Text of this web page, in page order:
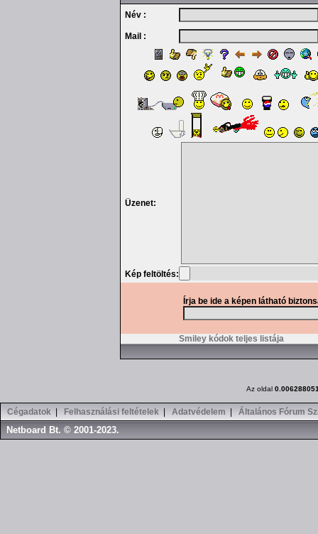
Név :
Mail :
Üzenet:
Kép feltöltés:
Írja be ide a képen látható
Smiley kódok teljes listája
Az oldal
Cégadatok Felhasználási feltételek Adatvédelem Általános Fórum
Netboard Bt. © 2001-2023.